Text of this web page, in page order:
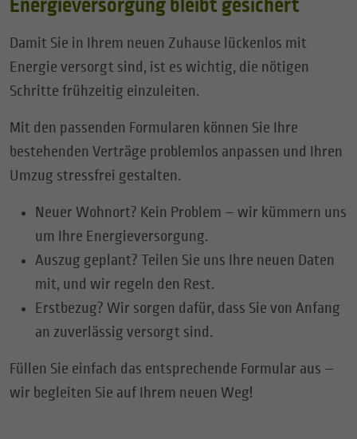
Energieversorgung bleibt gesichert
Damit Sie in Ihrem neuen Zuhause lückenlos mit
Energie versorgt sind, ist es wichtig, die nötigen
Schritte frühzeitig einzuleiten.
Mit den passenden Formularen können Sie Ihre
bestehenden Verträge problemlos anpassen und Ihren
Umzug stressfrei gestalten.
Neuer Wohnort? Kein Problem – wir kümmern uns
um Ihre Energieversorgung.
Auszug geplant? Teilen Sie uns Ihre neuen Daten
mit, und wir regeln den Rest.
Erstbezug? Wir sorgen dafür, dass Sie von Anfang
an zuverlässig versorgt sind.
Füllen Sie einfach das entsprechende Formular aus –
wir begleiten Sie auf Ihrem neuen Weg!